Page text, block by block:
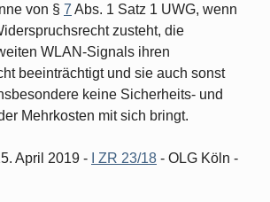
von § 7 Abs. 1 Satz 1 UWG, wenn
zusteht, die
WLAN-Signals ihren
beeinträchtigt und sie auch sonst
keine Sicherheits- und
Mehrkosten mit sich bringt.
April 2019 - I ZR 23/18 - OLG Köln -